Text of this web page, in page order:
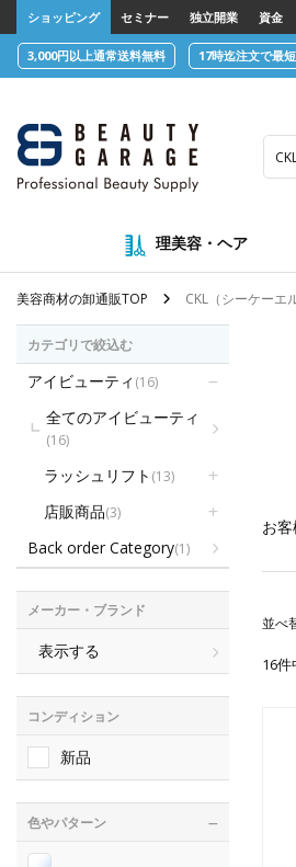
text.skipToContent
text.skipToNavigation
ショッピング セミナー 独立開業 資金
3,000円以上通常送料無料 17時迄注文で最
理美容・ヘア
美容商材の卸通販TOP CKL（シーケーエ
カテゴリで絞込む
アイビューティ (16)
全てのアイビューティ
(16)
ラッシュリフト (13)
店販商品(3)
Back order Category(1)
メーカー・ブランド
表示する
コンディション
新品
色やパターン
お
並べ
16件